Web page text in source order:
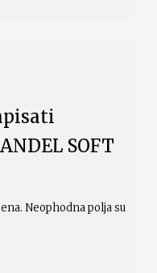
SOFT
Neophodna polja su